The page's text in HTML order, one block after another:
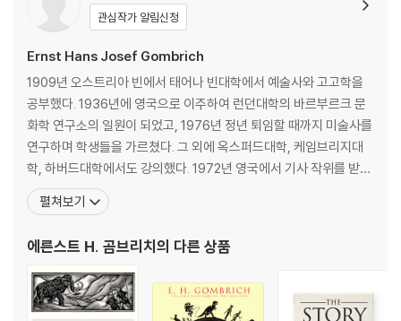
5 세계의 정복자들
- 기원후 1세기부터 4세기까지: 로마, 불교, 유태교 및 기독교 미술
6 기로에 선 미술
- 5세기에서 13세기까지: 로마와 비잔티움
7 동방의 미술
- 6세기부터 11세기까지: 유럽
9 전투적인 교회
- 12세기
관심작가 알림신청
Ernst Hans Josef Gombrich
1909년 오스트리아 빈에서 태어나 빈대학에서 예술사와 고고학을
공부했다. 1936년에 영국으로 이주하여 런던대학의 바르부르크 문
화학 연구소의 일원이 되었고, 1976년 정년 퇴임할 때까지 미술사를
연구하며 학생들을 가르쳤다. 그 외에 옥스퍼드대학, 케임브리지대
학, 하버드대학에서도 강의했다. 1972년 영국에서 기사 작위를 받았
고, 1975년 오스트리아의 과학과 예술 분야 명예 십자 훈장, 1977년
오스트리아의 공로 훈장, 1975년 에라스무스상, 1976년 헤겔상, 19
처음 쓴 『곰브리치 세계사』를 영어로
펼쳐보기
에른스트 H. 곰브리치의 다른 상품